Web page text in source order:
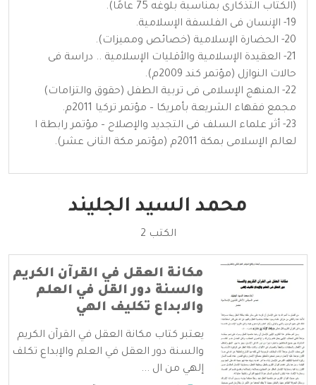
(الكتاب التذكارى بمناسبة بلوغه 75 عامًا).
19- الإنسان فى الفلسفة الإسلامية.
20- الحضارة الإسلامية (خصائص ومميزات).
21- العقيدة الإسلامية والأقليات الإسلامية .. دراسة فى
حالات النوازل (مؤتمر كند 2009م).
22- المنهج الإسلامى فى تربية الطفل (حقوق والتزامات)
مجمع فقهاء الشريعة بأمريكا – مؤتمر تركيا 2011م.
23- أثر علماء السلف فى التجديد والإصلاح – مؤتمر رابطة ا
لعالم الإسلامى بمكة 2011م (مؤتمر مكة الثانى عشر).
محمد السيد الجليند
الكتب 2
مكانة العقل في القرآن الكريم
والسنة دور القل في العلم
والابداع تكليف الهي
يعتبر كتاب مكانة العقل في القرآن الكريم
والسنة دور العقل في العلم والإبداع تكلف
إلهي من ال ...